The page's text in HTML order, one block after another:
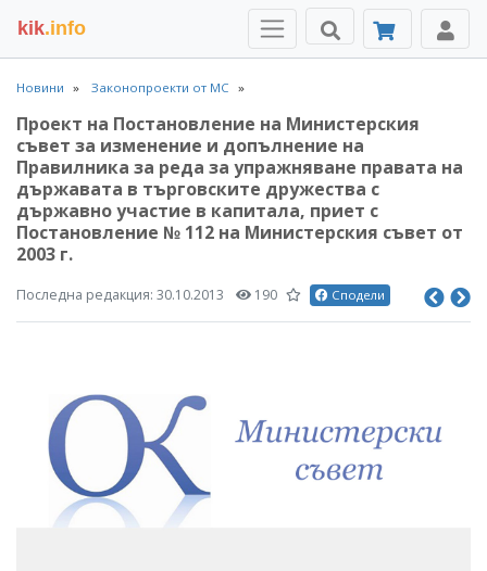
kik.info
Новини Законопроекти от МС
Проект на Постановление на Министерския
съвет за изменение и допълнение на
Правилника за реда за упражняване правата на
държавата в търговските дружества с
държавно участие в капитала, приет с
Постановление № 112 на Министерския съвет от
2003 г.
Последна редакция: 30.10.2013 190 Сподели